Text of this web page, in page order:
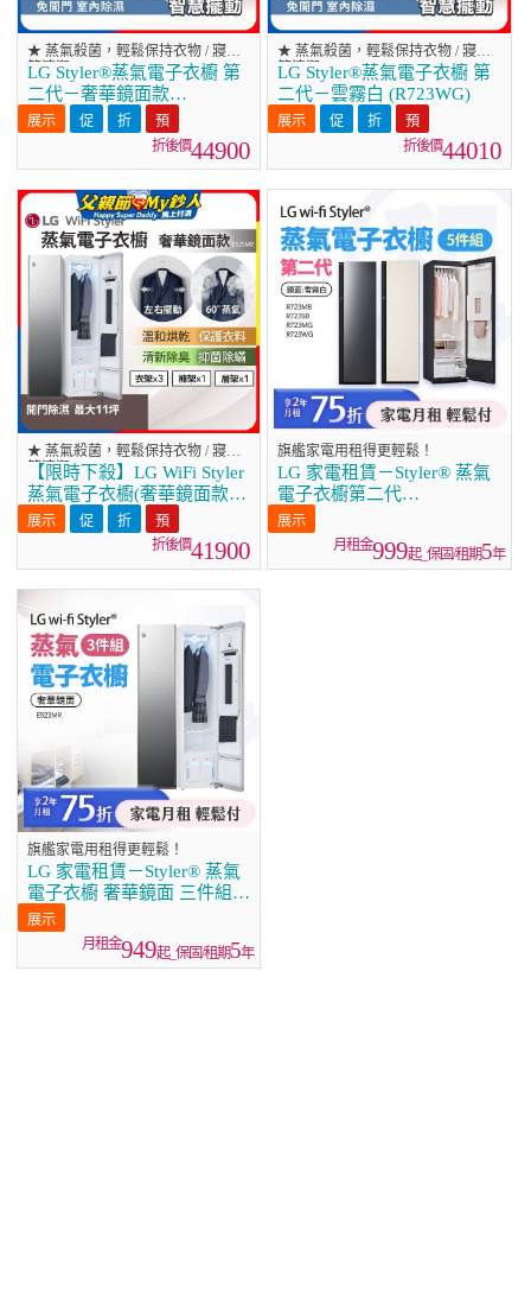
★ 蒸氣殺菌，輕鬆保持衣物 / 寢具
等清潔
LG Styler®蒸氣電子衣櫥 第
二代－奢華鏡面款
(R723MG)
44900
★ 蒸氣殺菌，輕鬆保持衣物 / 寢具
等清潔
LG Styler®蒸氣電子衣櫥 第
二代－雲霧白 (R723WG)
44010
★ 蒸氣殺菌，輕鬆保持衣物 / 寢具
等清潔
【限時下殺】LG WiFi Styler
蒸氣電子衣櫥(奢華鏡面款)
E523MR
41900
旗艦家電用租得更輕鬆！
LG 家電租賃－Styler® 蒸氣
電子衣櫥第二代
(R723MB/R723SB/R723MG
R723WG)
999起_保固/租期5年
旗艦家電用租得更輕鬆！
LG 家電租賃－Styler® 蒸氣
電子衣櫥 奢華鏡面 三件組
（E523MR）
949起_保固/租期5年